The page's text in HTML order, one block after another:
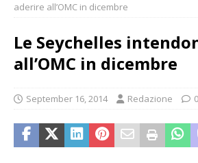
aderire all’OMC in dicembre
Le Seychelles
all’OMC in dicembre
September 16, 2014 Redazione 0